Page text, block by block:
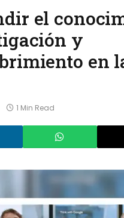
el
y
en
1 Min Read